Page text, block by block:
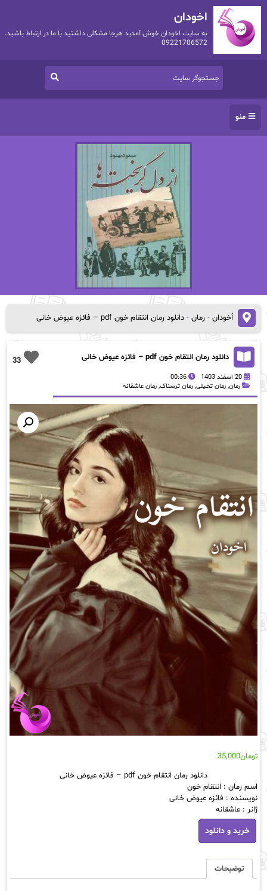
اخودان
به سایت اخودان خوش آمدید هرجا مشکلی داشتید با ما در ارتباط باشید.
09221706572
منو
اُخودان- رمان- دانلود رمان انتقام خون pdf – فائزه عیوض خانی
33 دانلود رمان انتقام خون pdf – فائزه عیوض خانی
20 اسفند 1403
00:36
رمان, رمان تخیلی, رمان ترسناک, رمان عاشقانه
تومان35,000
دانلود رمان انتقام خون pdf – فائزه عیوض خانی
اسم رمان : انتقام خون
نویسنده : فائزه عیوض خانی
ژانر : عاشقانه
دانلود
رمان
انتقام
-
خرید و دانلود
توضیحات